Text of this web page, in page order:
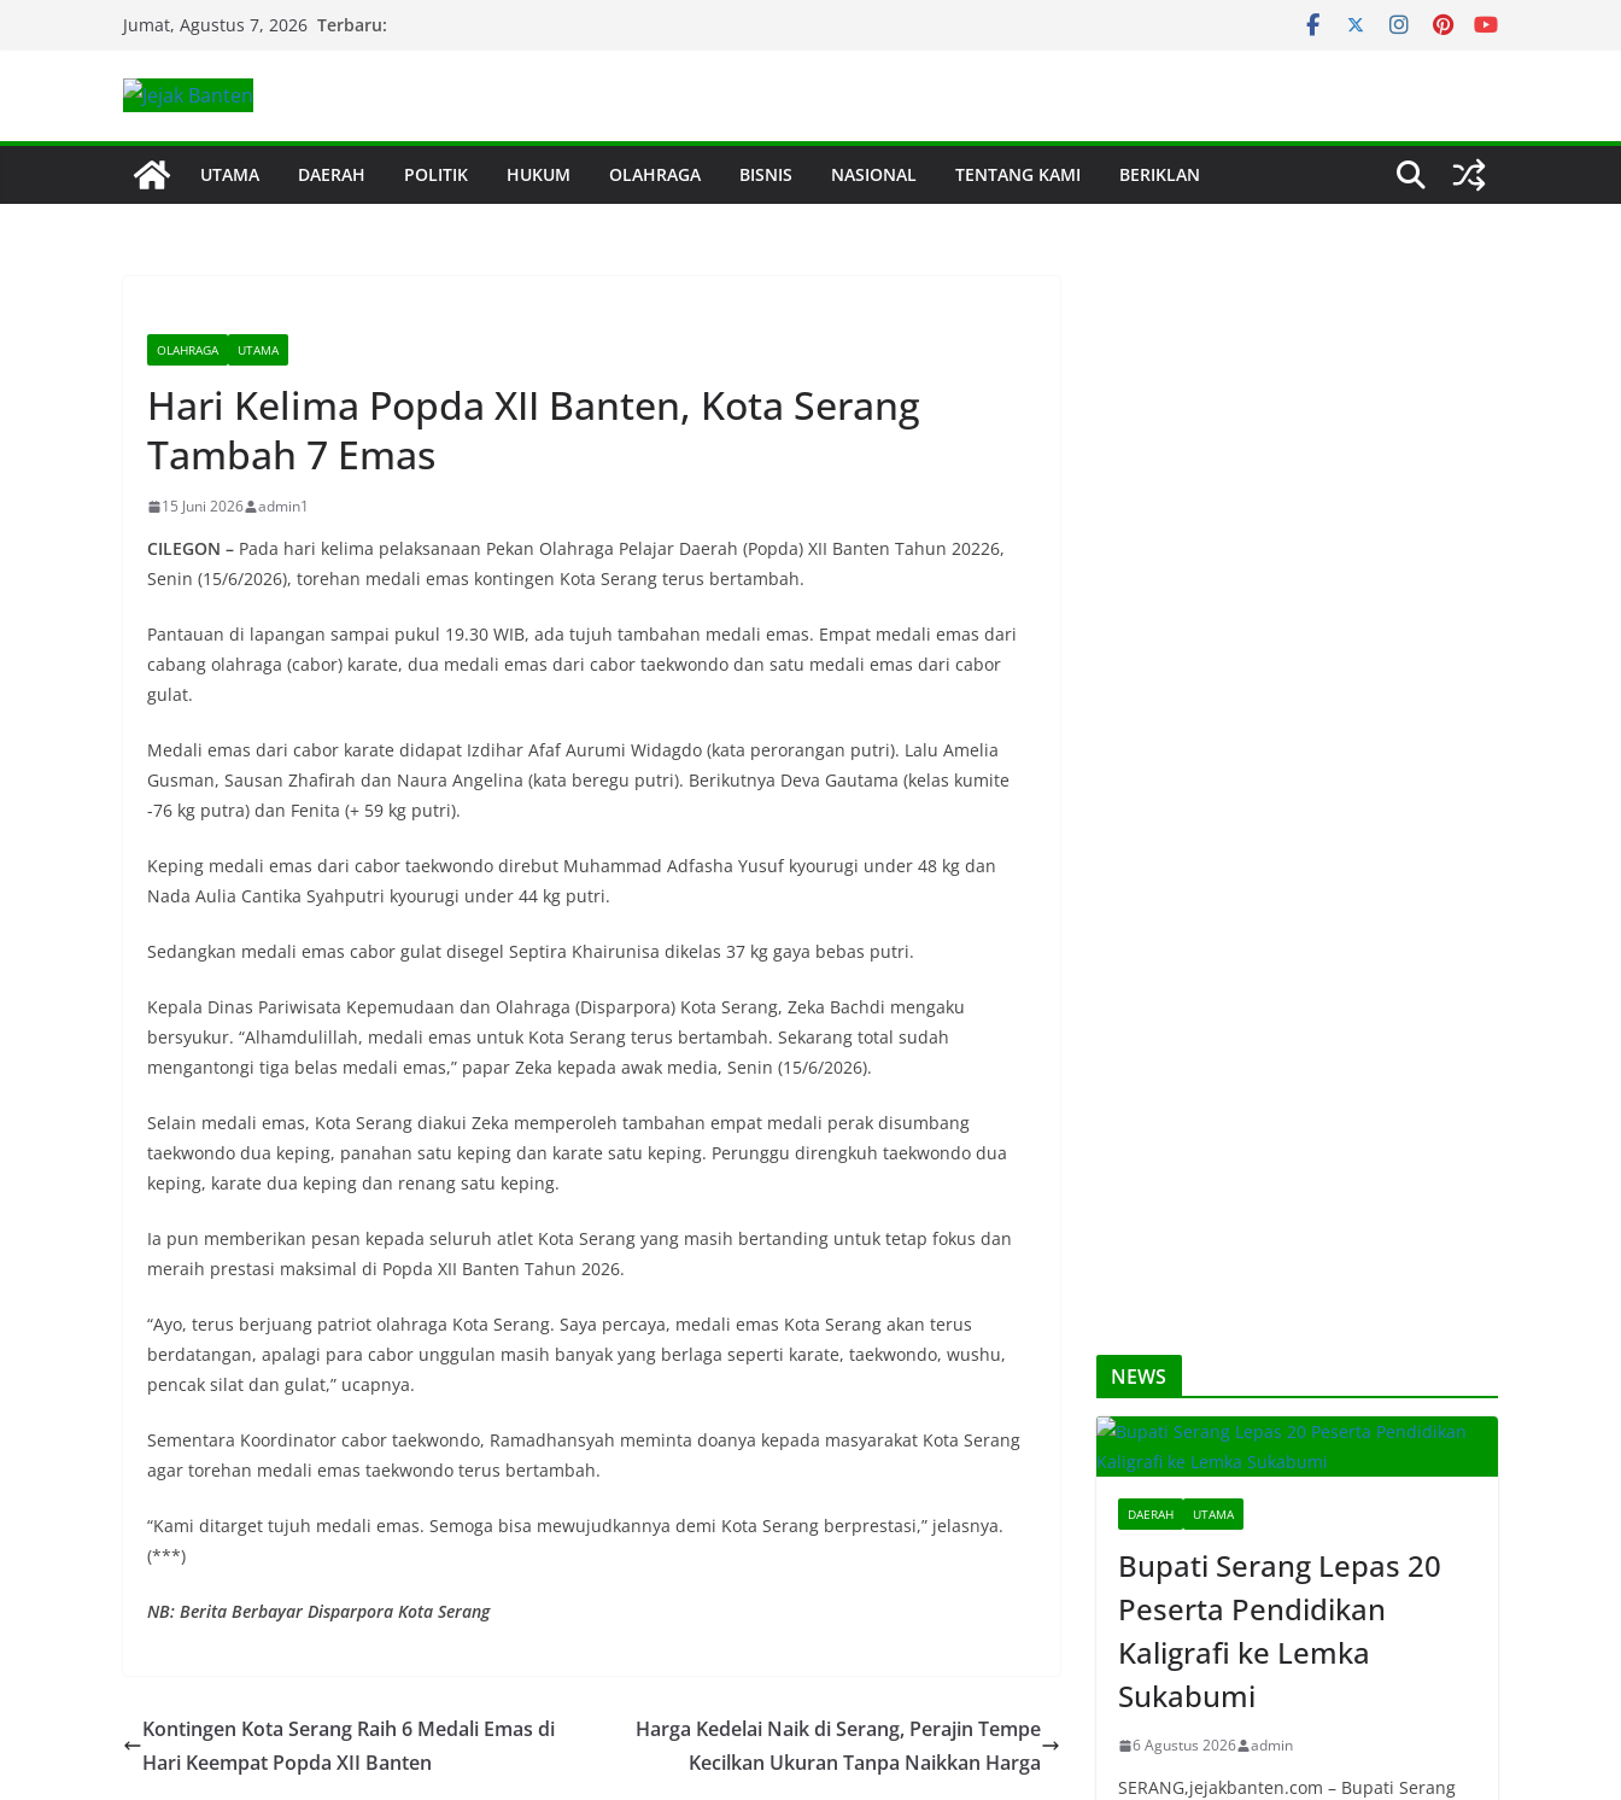
Jumat, Agustus 7, 2026 Terbaru:
UTAMA DAERAH POLITIK HUKUM OLAHRAGA BISNIS NASIONAL TENTANG KAMI BERIKLAN
OLAHRAGA UTAMA
Hari Kelima Popda XII Banten, Kota Serang
Tambah 7 Emas
15 Juni 2026 admin1
CILEGON – Pada hari kelima pelaksanaan Pekan Olahraga Pelajar Daerah (Popda) XII Banten Tahun 20226,
Senin (15/6/2026), torehan medali emas kontingen Kota Serang terus bertambah.
Pantauan di lapangan sampai pukul 19.30 WIB, ada tujuh tambahan medali emas. Empat medali emas dari
cabang olahraga (cabor) karate, dua medali emas dari cabor taekwondo dan satu medali emas dari cabor
gulat.
Medali emas dari cabor karate didapat Izdihar Afaf Aurumi Widagdo (kata perorangan putri). Lalu Amelia
Gusman, Sausan Zhafirah dan Naura Angelina (kata beregu putri). Berikutnya Deva Gautama (kelas kumite
-76 kg putra) dan Fenita (+ 59 kg putri).
Keping medali emas dari cabor taekwondo direbut Muhammad Adfasha Yusuf kyourugi under 48 kg dan
Nada Aulia Cantika Syahputri kyourugi under 44 kg putri.
Sedangkan medali emas cabor gulat disegel Septira Khairunisa dikelas 37 kg gaya bebas putri.
Kepala Dinas Pariwisata Kepemudaan dan Olahraga (Disparpora) Kota Serang, Zeka Bachdi mengaku
bersyukur. “Alhamdulillah, medali emas untuk Kota Serang terus bertambah. Sekarang total sudah
mengantongi tiga belas medali emas,” papar Zeka kepada awak media, Senin (15/6/2026).
Selain medali emas, Kota Serang diakui Zeka memperoleh tambahan empat medali perak disumbang
taekwondo dua keping, panahan satu keping dan karate satu keping. Perunggu direngkuh taekwondo dua
keping, karate dua keping dan renang satu keping.
Ia pun memberikan pesan kepada seluruh atlet Kota Serang yang masih bertanding untuk tetap fokus dan
meraih prestasi maksimal di Popda XII Banten Tahun 2026.
“Ayo, terus berjuang patriot olahraga Kota Serang. Saya percaya, medali emas Kota Serang akan terus
berdatangan, apalagi para cabor unggulan masih banyak yang berlaga seperti karate, taekwondo, wushu,
pencak silat dan gulat,” ucapnya.
Sementara Koordinator cabor taekwondo, Ramadhansyah meminta doanya kepada masyarakat Kota Serang
agar torehan medali emas taekwondo terus bertambah.
“Kami ditarget tujuh medali emas. Semoga bisa mewujudkannya demi Kota Serang berprestasi,” jelasnya.
(***)
NB: Berita Berbayar Disparpora Kota Serang
Kontingen Kota Serang Raih 6 Medali Emas di
Hari Keempat Popda XII Banten
Harga Kedelai Naik di Serang, Perajin Tempe
Kecilkan Ukuran Tanpa Naikkan Harga
NEWS
DAERAH UTAMA
Bupati Serang Lepas 20
Peserta Pendidikan
Kaligrafi ke Lemka
Sukabumi
6 Agustus 2026 admin
SERANG,jejakbanten.com – Bupati Serang